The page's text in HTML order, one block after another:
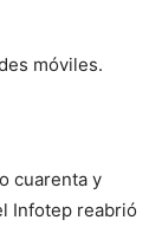
móviles.
cuarenta y
Infotep reabrió